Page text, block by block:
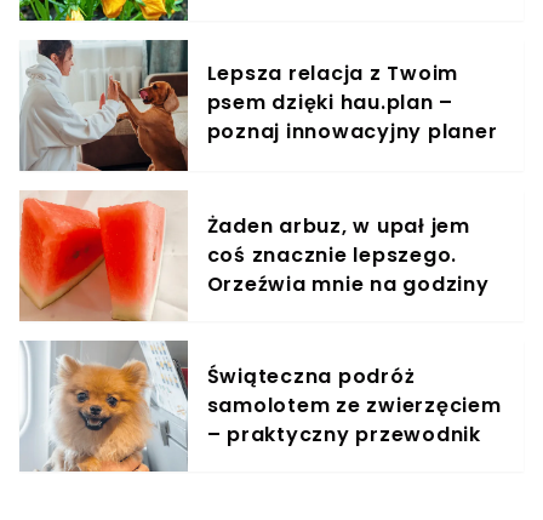
Lepsza relacja z Twoim
psem dzięki hau.plan –
poznaj innowacyjny planer
Żaden arbuz, w upał jem
coś znacznie lepszego.
Orzeźwia mnie na godziny
Świąteczna podróż
samolotem ze zwierzęciem
– praktyczny przewodnik